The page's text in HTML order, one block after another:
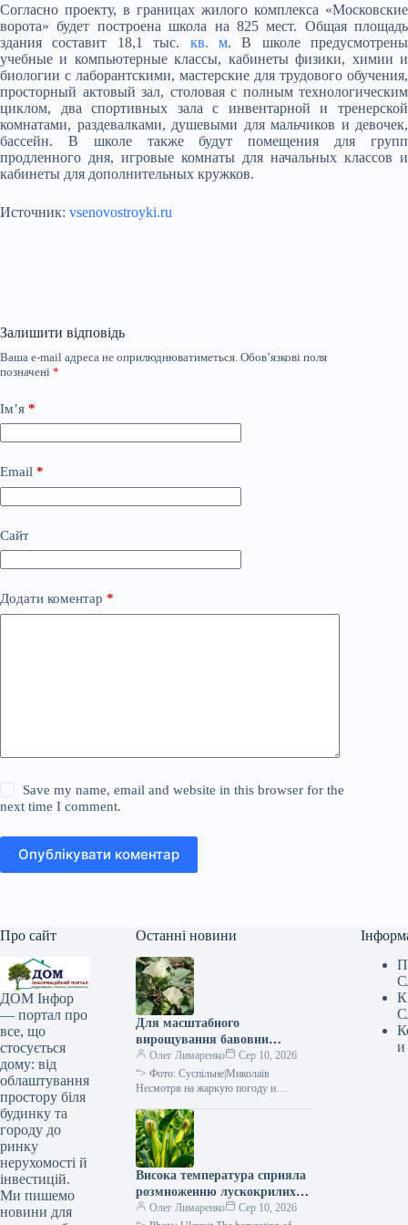
Согласно проекту, в границах жилого комплекса «Московские
ворота» будет построена школа на 825 мест. Общая площадь
здания составит 18,1 тыс. кв. м. В школе предусмотрены
учебные и компьютерные классы, кабинеты физики, химии и
биологии с лаборантскими, мастерские для трудового обучения,
просторный актовый зал, столовая с полным технологическим
циклом, два спортивных зала с инвентарной и тренерской
комнатами, раздевалками, душевыми для мальчиков и девочек,
бассейн. В школе также будут помещения для групп
продленного дня, игровые комнаты для начальных классов и
кабинеты для дополнительных кружков.
Источник: vsenovostroyki.ru
Залишити відповідь
Ваша e-mail адреса не оприлюднюватиметься. Обов’язкові поля
позначені *
Ім’я *
Email *
Сайт
Додати коментар *
Save my name, email and website in this browser for the
next time I comment.
Опублікувати коментар
Про сайт
ДОМ Інфор
— портал про
все, що
стосується
дому: від
облаштування
простору біля
будинку та
городу до
ринку
нерухомості й
інвестицій.
Ми пишемо
новини для
Останні новини
Для масштабного
вирощування бавовни
потрібна розроблена
технологія — розповідає
фермерка —
Олег Лимаренко
Сер 10, 2026
“> Фото: Суспільне|Миколаїв
Несмотря на жаркую погоду и
посевы хлопка в Николаевской
области хорошо развиваются. В
настоящее…
Висока температура сприяла
розмноженню лускокрилих
шкідників: посіви кукурудзи
Олег Лимаренко
Сер 10, 2026
и